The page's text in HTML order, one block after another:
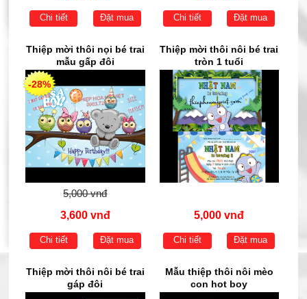
Chi tiết Đặt mua Chi tiết Đặt mua
Thiệp mời thôi nọi bé trai
mẫu gấp đôi
-28%
5,000 vnđ
3,600 vnđ
Chi tiết Đặt mua
Thiệp mời thôi nôi bé trai
tròn 1 tuổi
5,000 vnđ
Chi tiết Đặt mua
Thiệp mời thôi nôi bé trai
gáp đôi
Mẫu thiệp thôi nôi mèo
con hot boy